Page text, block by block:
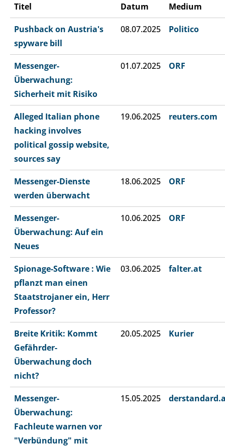
Titel Datum Medium
Pushback on Austria's
spyware bill
08.07.2025 Politico
Messenger-
Überwachung:
Sicherheit mit Risiko
01.07.2025 ORF
Alleged Italian phone
hacking involves
political gossip website,
sources say
19.06.2025 reuters.com
Messenger-Dienste
werden überwacht
18.06.2025 ORF
Messenger-
Überwachung: Auf ein
Neues
10.06.2025 ORF
Spionage-Software : Wie
pflanzt man einen
Staatstrojaner ein, Herr
Professor?
03.06.2025 falter.at
Breite Kritik: Kommt
Gefährder-
Überwachung doch
nicht?
20.05.2025 Kurier
Messenger-
Überwachung:
Fachleute warnen vor
"Verbündung" mit
15.05.2025